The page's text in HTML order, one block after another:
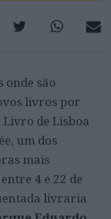
onde são
livros por
Livro de Lisboa
um dos
mais
4 e 22 de
livraria